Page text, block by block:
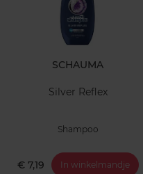
SCHAUMA
Silver Reflex
Shampoo
€ 7,19 In winkelmandje